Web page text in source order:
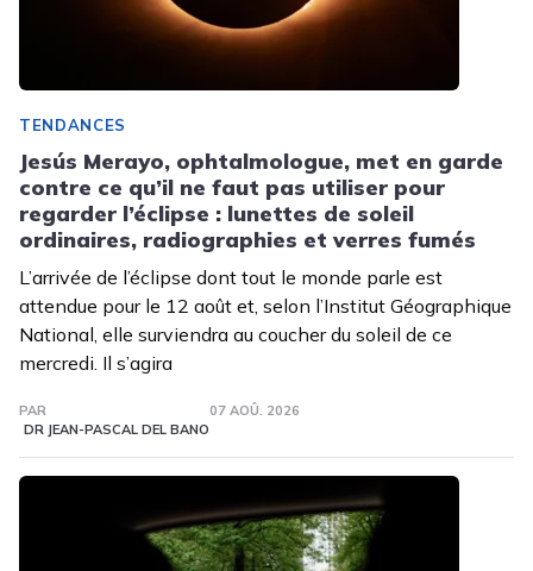
TENDANCES
Jesús Merayo, ophtalmologue, met en garde
contre ce qu’il ne faut pas utiliser pour
regarder l’éclipse : lunettes de soleil
ordinaires, radiographies et verres fumés
L’arrivée de l’éclipse dont tout le monde parle est
attendue pour le 12 août et, selon l’Institut Géographique
National, elle surviendra au coucher du soleil de ce
mercredi. Il s’agira
PAR
DR JEAN-PASCAL DEL BANO
07 AOÛ. 2026